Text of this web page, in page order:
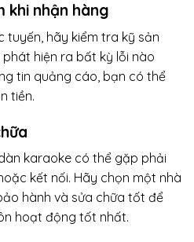
khi nhận hàng
tuyến, hãy kiểm tra kỹ sản
phát hiện ra bất kỳ lỗi nào
tin quảng cáo, bạn có thể
tiền.
karaoke có thể gặp phải
kết nối. Hãy chọn một nhà
hành và sửa chữa tốt để
hoạt động tốt nhất.